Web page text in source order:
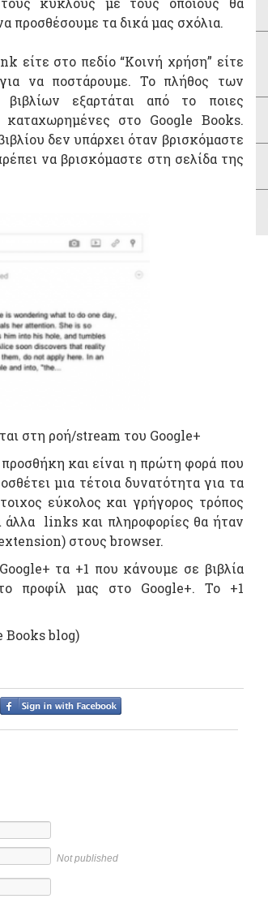
προσθέσουμε τα δικά μας σχόλια.
είτε στο πεδίο “Κοινή χρήση” είτε
να ποστάρουμε. Το πλήθος των
εξαρτάται από το ποιες
καταχωρημένες στο Google Books.
δεν υπάρχει όταν βρισκόμαστε
να βρισκόμαστε στη σελίδα της
στη ροή/stream του Google+
και είναι η πρώτη φορά που
μια τέτοια δυνατότητα για τα
εύκολος και γρήγορος τρόπος
άλλα links και πληροφορίες θα ήταν
στους browser.
τα +1 που κάνουμε σε βιβλία
προφίλ μας στο Google+. Το +1
Books blog)
Not published